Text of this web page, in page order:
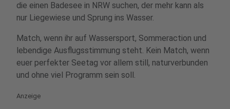
die einen Badesee in NRW suchen, der mehr kann als
nur Liegewiese und Sprung ins Wasser.
Match, wenn ihr auf Wassersport, Sommeraction und
lebendige Ausflugsstimmung steht. Kein Match, wenn
euer perfekter Seetag vor allem still, naturverbunden
und ohne viel Programm sein soll.
Anzeige